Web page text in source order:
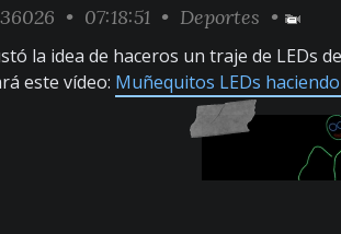
• 07:18:51 • Deportes •
la idea de haceros un traje de LEDs
este vídeo: Muñequitos LEDs